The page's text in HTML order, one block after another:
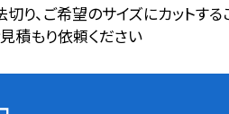
切り、ご希望のサイズにカットする
積もり依頼ください